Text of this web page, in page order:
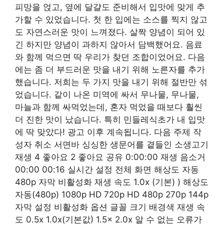
피망을 얹고, 옆에 달걀도 준비해서 입맛에 맞게 추
가할 수 있었습니다. 첫 한 입에는 소스를 찍지 않고
도 자연스러운 맛이 느껴졌다. 살짝 양념이 되어 있
긴 하지만 양념이 과하지 않아서 담백했어요. 음료
와 함께 먹으면 딱 우리가 찾던 조합이었어요. 다음
에는 좀 더 부드러운 맛을 내기 위해 노른자를 추가
했습니다. 저희는 두 가지 맛을 내기 위해 절반만 섞
었습니다. 같이 나온 미역에 싸서 무나물, 무나물,
마늘과 함께 싸먹었는데, 혼자 먹었을 때보다 훨씬
더 진한 맛이 났습니다. 특히 민들레식초가 내 입맛
에 딱 맞았다! 광고 이후 계속됩니다. 다음 주제 작
성자 취소 서면바 싱싱한 생문어를 곁들인 소생고기
재생 4 좋아요 2 좋아요 공유 0:00:00 재생 음소거
00:00 00:16 실시간 설정 전체 화면 해상도 자동
480p 자막 비활성화 재생 속도 1.0x (기본) ) 해상도
자동(480p) 1080p HD 720p HD 480p 270p 144p
자막 설정 비활성화 옵션 글꼴 크기 배경색 재생 속
도 0.5x 1.0x(기본값) 1.5x 2.0x 알 수 없는 오류가